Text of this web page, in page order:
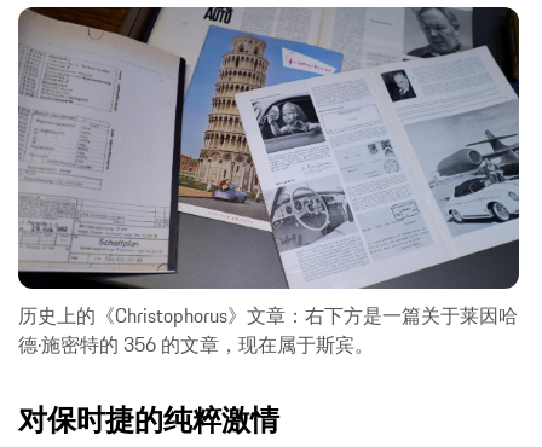
历史上的《Christophorus》文章：右下方是一篇关于莱因哈
德·施密特的 356 的文章，现在属于斯宾。
对保时捷的纯粹激情